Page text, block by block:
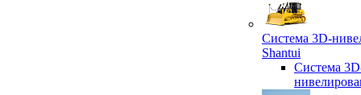
Система 3D-
Shantui
Система